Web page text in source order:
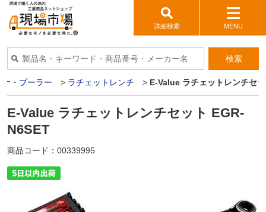
詳細検索 MENU
検索
・プーラー > ラチェットレンチ > E-Value ラチェットレンチセ
E-Value ラチェットレンチセット EGR-
N6SET
商品コード： 00339995